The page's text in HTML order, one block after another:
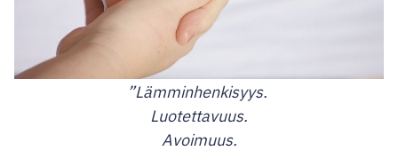
”Lämminhenkisyys.
Luotettavuus.
Avoimuus.